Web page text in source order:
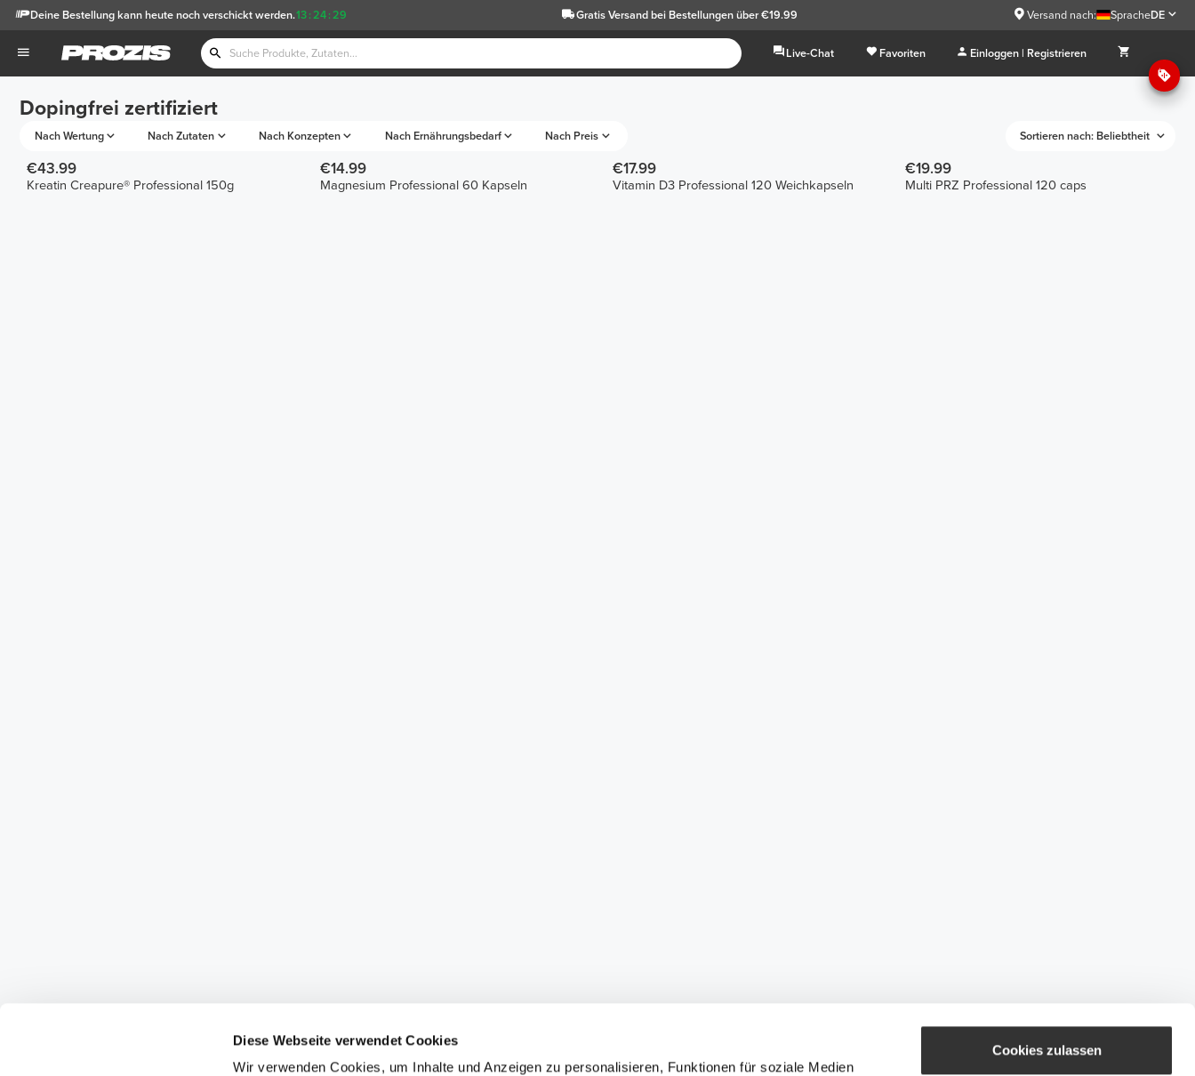
Diese Webseite verwendet Cookies
Wir verwenden Cookies, um Inhalte und Anzeigen zu personalisieren, Funktionen für soziale Medien
Cookies zulassen
13 :24 :29
Deine Bestellung kann heute noch verschickt werden. Gratis Versandbei Bestellungen über €19.99 Versand nach: SpracheDE
Live-Chat Favoriten Einloggen | Registrieren
Dopingfrei zertifiziert
Nach Wertung Nach Zutaten Nach Konzepten Nach Ernährungsbedarf Nach Preis Sortieren nach: Beliebtheit
€43.99
Kreatin Creapure® Professional 150g
€14.99
Magnesium Professional 60 Kapseln
€17.99
Vitamin D3 Professional 120 Weichkapseln
€19.99
Multi PRZ Professional 120 caps